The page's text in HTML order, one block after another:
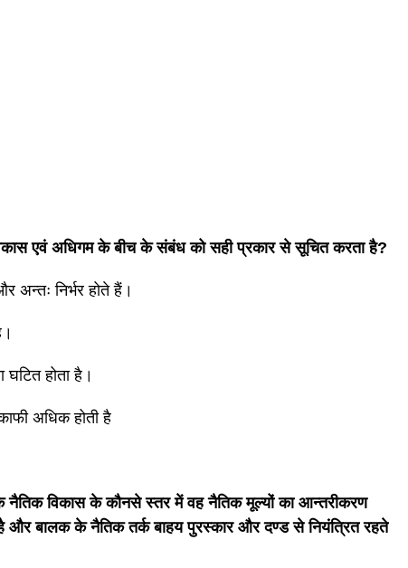
एवं अधिगम के बीच के संबंध को सही प्रकार से सूचित करता है?
अन्तः निर्भर होते हैं।
घटित होता है।
अधिक होती है
विकास के कौनसे स्तर में वह नैतिक मूल्यों का आन्तरीकरण
और बालक के नैतिक तर्क बाहय पुरस्कार और दण्ड से नियंत्रित रहते